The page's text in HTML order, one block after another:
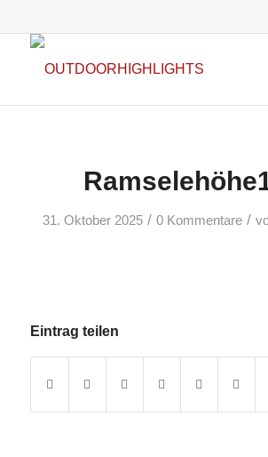
31. Oktober 2025 / 0 Kommentare /
Eintrag teilen